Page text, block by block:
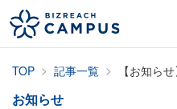
TOP 記事一覧
お知らせ